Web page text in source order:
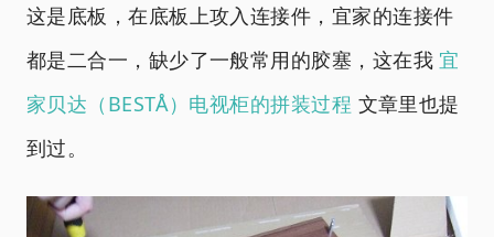
这是底板，在底板上攻入连接件，宜家的连接件
都是二合一，缺少了一般常用的胶塞，这在我 宜
家贝达（BESTÅ）电视柜的拼装过程 文章里也提
到过。